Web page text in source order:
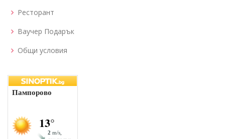
Ресторант
Ваучер Подарък
Общи условия